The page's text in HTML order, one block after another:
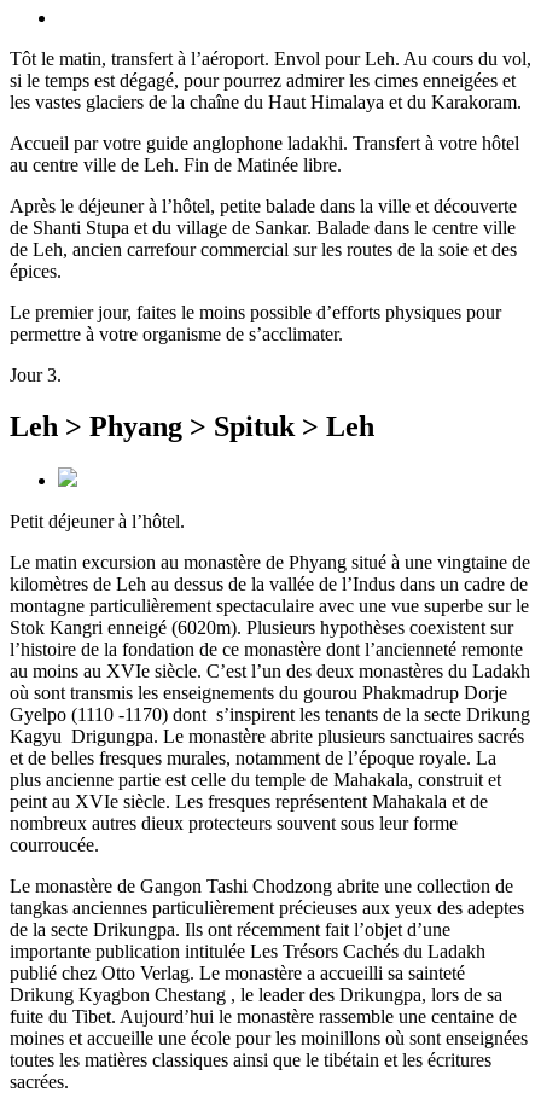
Tôt le matin, transfert à l’aéroport. Envol pour Leh. Au cours du vol,
si le temps est dégagé, pour pourrez admirer les cimes enneigées et
les vastes glaciers de la chaîne du Haut Himalaya et du Karakoram.
Accueil par votre guide anglophone ladakhi. Transfert à votre hôtel
au centre ville de Leh. Fin de Matinée libre.
Après le déjeuner à l’hôtel, petite balade dans la ville et découverte
de Shanti Stupa et du village de Sankar. Balade dans le centre ville
de Leh, ancien carrefour commercial sur les routes de la soie et des
épices.
Le premier jour, faites le moins possible d’efforts physiques pour
permettre à votre organisme de s’acclimater.
Jour 3.
Leh > Phyang > Spituk > Leh
Petit déjeuner à l’hôtel.
Le matin excursion au monastère de Phyang situé à une vingtaine de
kilomètres de Leh au dessus de la vallée de l’Indus dans un cadre de
montagne particulièrement spectaculaire avec une vue superbe sur le
Stok Kangri enneigé (6020m). Plusieurs hypothèses coexistent sur
l’histoire de la fondation de ce monastère dont l’ancienneté remonte
au moins au XVIe siècle. C’est l’un des deux monastères du Ladakh
où sont transmis les enseignements du gourou Phakmadrup Dorje
Gyelpo (1110 -1170) dont s’inspirent les tenants de la secte Drikung
Kagyu Drigungpa. Le monastère abrite plusieurs sanctuaires sacrés
et de belles fresques murales, notamment de l’époque royale. La
plus ancienne partie est celle du temple de Mahakala, construit et
peint au XVIe siècle. Les fresques représentent Mahakala et de
nombreux autres dieux protecteurs souvent sous leur forme
courroucée.
Le monastère de Gangon Tashi Chodzong abrite une collection de
tangkas anciennes particulièrement précieuses aux yeux des adeptes
de la secte Drikungpa. Ils ont récemment fait l’objet d’une
importante publication intitulée Les Trésors Cachés du Ladakh
publié chez Otto Verlag. Le monastère a accueilli sa sainteté
Drikung Kyagbon Chestang , le leader des Drikungpa, lors de sa
fuite du Tibet. Aujourd’hui le monastère rassemble une centaine de
moines et accueille une école pour les moinillons où sont enseignées
toutes les matières classiques ainsi que le tibétain et les écritures
sacrées.